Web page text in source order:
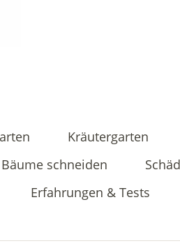
Kräutergarten
schneiden
Erfahrungen & Tests